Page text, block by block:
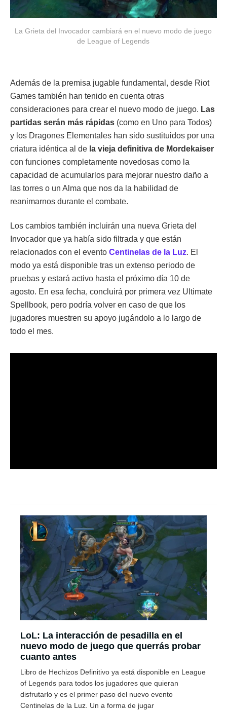
La Grieta del Invocador cambiará en el nuevo modo de juego
de League of Legends
Además de la premisa jugable fundamental, desde Riot
Games también han tenido en cuenta otras
consideraciones para crear el nuevo modo de juego. Las
partidas serán más rápidas (como en Uno para Todos)
y los Dragones Elementales han sido sustituidos por una
criatura idéntica al de la vieja definitiva de Mordekaiser
con funciones completamente novedosas como la
capacidad de acumularlos para mejorar nuestro daño a
las torres o un Alma que nos da la habilidad de
reanimarnos durante el combate.
Los cambios también incluirán una nueva Grieta del
Invocador que ya había sido filtrada y que están
relacionados con el evento Centinelas de la Luz. El
modo ya está disponible tras un extenso periodo de
pruebas y estará activo hasta el próximo día 10 de
agosto. En esa fecha, concluirá por primera vez Ultimate
Spellbook, pero podría volver en caso de que los
jugadores muestren su apoyo jugándolo a lo largo de
todo el mes.
LoL: La interacción de pesadilla en el
nuevo modo de juego que querrás probar
cuanto antes
Libro de Hechizos Definitivo ya está disponible en League
of Legends para todos los jugadores que quieran
disfrutarlo y es el primer paso del nuevo evento
Centinelas de la Luz. Un a forma de jugar